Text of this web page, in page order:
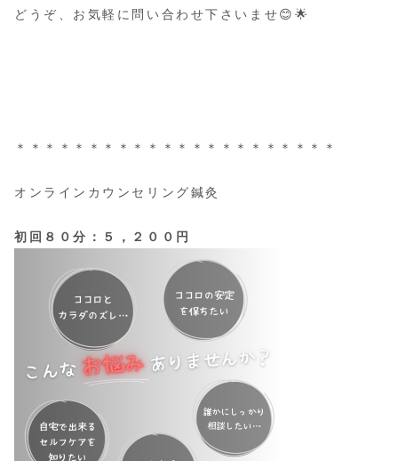
どうぞ、お気軽に問い合わせ下さいませ😊🌟
＊＊＊＊＊＊＊＊＊＊＊＊＊＊＊＊＊＊＊＊＊＊
オンラインカウンセリング鍼灸
初回８０分：５，２００円